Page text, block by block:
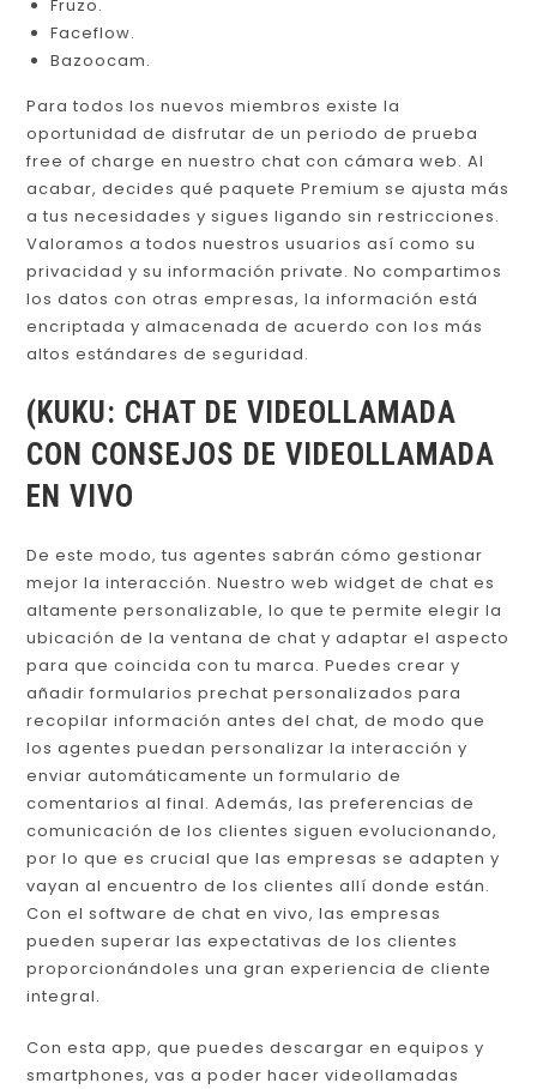
Fruzo.
Faceflow.
Bazoocam.
Para todos los nuevos miembros existe la
oportunidad de disfrutar de un periodo de prueba
free of charge en nuestro chat con cámara web. Al
acabar, decides qué paquete Premium se ajusta más
a tus necesidades y sigues ligando sin restricciones.
Valoramos a todos nuestros usuarios así como su
privacidad y su información private. No compartimos
los datos con otras empresas, la información está
encriptada y almacenada de acuerdo con los más
altos estándares de seguridad.
(KUKU: CHAT DE VIDEOLLAMADA
CON CONSEJOS DE VIDEOLLAMADA
EN VIVO
De este modo, tus agentes sabrán cómo gestionar
mejor la interacción. Nuestro web widget de chat es
altamente personalizable, lo que te permite elegir la
ubicación de la ventana de chat y adaptar el aspecto
para que coincida con tu marca. Puedes crear y
añadir formularios prechat personalizados para
recopilar información antes del chat, de modo que
los agentes puedan personalizar la interacción y
enviar automáticamente un formulario de
comentarios al final. Además, las preferencias de
comunicación de los clientes siguen evolucionando,
por lo que es crucial que las empresas se adapten y
vayan al encuentro de los clientes allí donde están.
Con el software de chat en vivo, las empresas
pueden superar las expectativas de los clientes
proporcionándoles una gran experiencia de cliente
integral.
Con esta app, que puedes descargar en equipos y
smartphones, vas a poder hacer videollamadas